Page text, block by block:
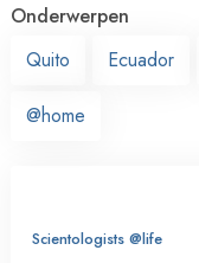
Onderwerpen
Quito
Ecuador
@home
Scientologists @life